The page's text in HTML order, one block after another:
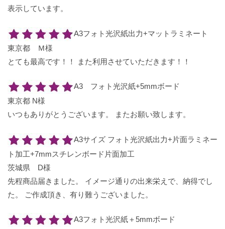
表示しています。
A3フォト光沢紙出力+マットラミネート
東京都 Ｍ様
とても最高です！！ また利用させていただきます！！
A3 フォト光沢紙+5mmボード
東京都 N様
いつもありがとうございます。 またお願い致します。
A3サイズ フォト光沢紙出力+片面ラミネー
ト加工+7mmスチレンボード片面加工
茨城県 D様
先程商品届きました。 イメージ通りの出来栄えで、納得でし
た。 ご作成頂き、有り難うございました。
A3フォト光沢紙＋5mmボード